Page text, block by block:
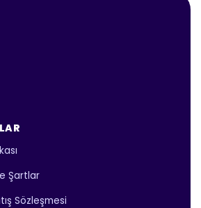
Şartlar
Sözleşmesi